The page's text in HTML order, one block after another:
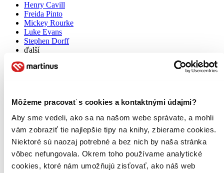
Môžeme pracovať s cookies a kontaktnými údajmi?
Aby sme vedeli, ako sa na našom webe správate, a mohli
vám zobraziť tie najlepšie tipy na knihy, zbierame cookies.
Niektoré sú naozaj potrebné a bez nich by naša stránka
vôbec nefungovala. Okrem toho používame analytické
cookies, ktoré nám umožňujú zisťovať, ako náš web
Henry Cavill
Freida Pinto
Mickey Rourke
Luke Evans
Stephen Dorff
ďalší
Dlouhé věky od dob, kdy Bohové vyhráli svůj mýtický zápas proti
Titánům, se zjevuje nové zlo zmítající světem. Šílený touhou po
3,80 €
Do 4 – 6 dní
Tento produkt momentálne nemáme na sklade, ale zvyčajne
vám ho vieme zabezpečiť a odoslať do 4 – 6 dní. A
posnažíme sa aj trochu rýchlejšie!
Pridať do zoznamu